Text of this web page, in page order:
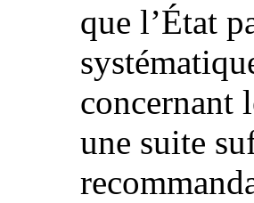
que l’État
concernant
une suite